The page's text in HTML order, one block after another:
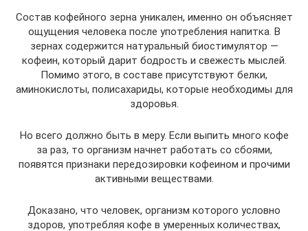
Состав кофейного зерна уникален, именно он объясняет
ощущения человека после употребления напитка. В
зернах содержится натуральный биостимулятор —
кофеин, который дарит бодрость и свежесть мыслей.
Помимо этого, в составе присутствуют белки,
аминокислоты, полисахариды, которые необходимы для
здоровья.
Но всего должно быть в меру. Если выпить много кофе
за раз, то организм начнет работать со сбоями,
появятся признаки передозировки кофеином и прочими
активными веществами.
Доказано, что человек, организм которого условно
здоров, употребляя кофе в умеренных количествах,